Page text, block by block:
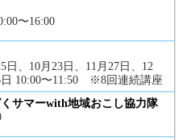
〜16:00
日、10月23日、11月27日、12
日 10:00〜11:50 ※8回連続講座
サマーwith地域おこし協力隊